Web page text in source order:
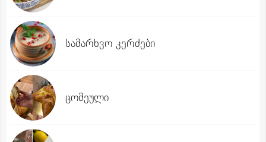
სამარხვო კერძები
ცომეული